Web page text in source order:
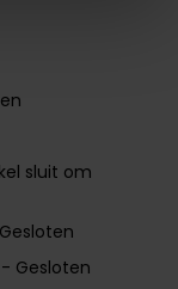
sluit om
Gesloten